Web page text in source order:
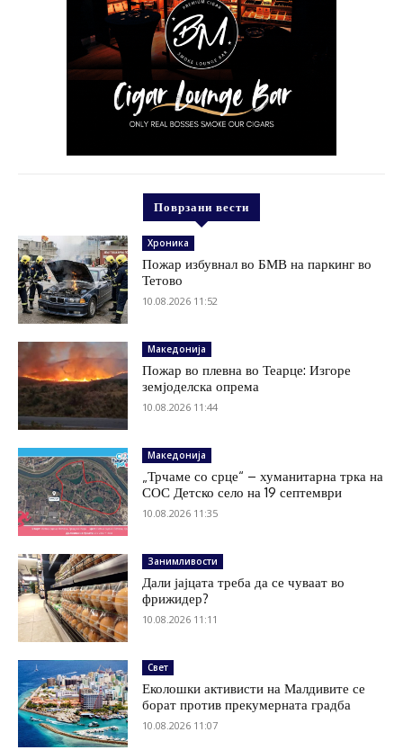
Поврзани вести
Хроника
Пожар избувнал во БМВ на паркинг во
Тетово
10.08.2026 11:52
Македонија
Пожар во плевна во Теарце: Изгоре
земјоделска опрема
10.08.2026 11:44
Македонија
„Трчаме со срце“ – хуманитарна трка на
СОС Детско село на 19 септември
10.08.2026 11:35
Занимливости
Дали јајцата треба да се чуваат во
фрижидер?
10.08.2026 11:11
Свет
Еколошки активисти на Малдивите се
борат против прекумерната градба
10.08.2026 11:07